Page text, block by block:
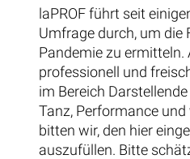
laPROF führt seit
Umfrage durch, um die
Pandemie zu ermitteln.
professionell und
im Bereich
Tanz, Performance
bitten wir, den hier
auszufüllen. Bitte